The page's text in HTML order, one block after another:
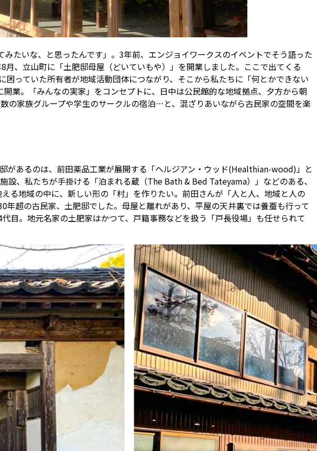
たいな、と思ったんです」。3年前、エンジョイワークスのイベントでそう語った
、立山町に「土肥邸母屋（どいていもや）」を開業しました。ここで出てくる
っていた所有者が地域活動団体につながり、そこから私たちに「何とかできない
業。「みんなの実家」をコンセプトに、日中は公民館的な地域拠点、夕方から朝
の家族グループや学生のサークルの宿泊…と、混ざりあいながら古民家の空間を楽
があるのは、前田薬品工業が展開する「ヘルジアン・ウッド(Healthian-wood)」と
、私たちが手掛ける「泊まれる蔵（The Bath & Bed Tateyama）」などのある、
地域の中に、新しい形の「村」を作りたい――。前田さんが「人と人、地域と人の
超の古民家、土肥邸でした。母屋と離れがあり、平屋の天井裏では養蚕も行って
目。地元名家の土肥家はかつて、戸籍事務などを扱う「戸長役場」も任せられて